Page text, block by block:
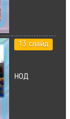
13 слайд
НОД